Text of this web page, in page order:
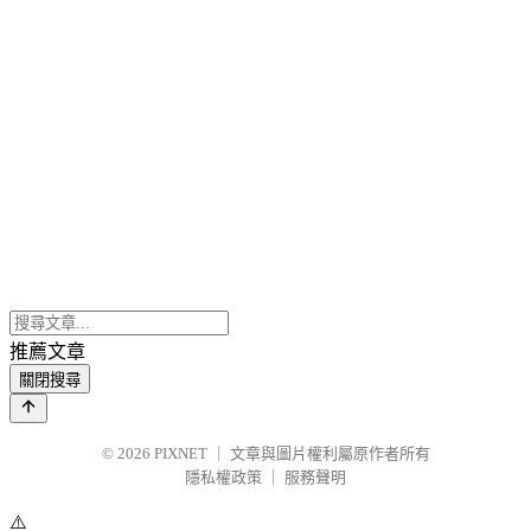
推薦文章
關閉搜尋
© 2026 PIXNET
文章與圖片權利屬原作者所有
隱私權政策
服務聲明
⚠️